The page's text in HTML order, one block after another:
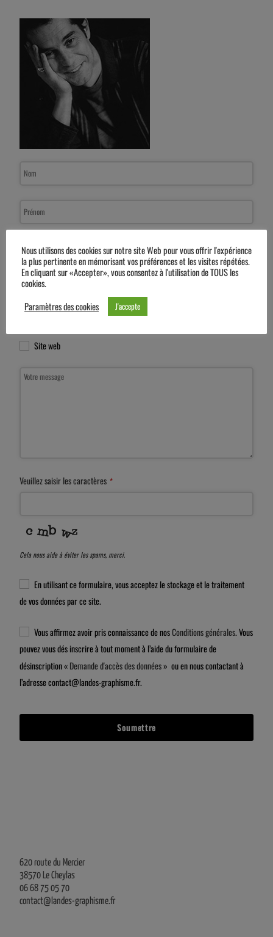
Contact
Email *
Votre projet
Logotype
Site web
Veuillez saisir les caractères *
Cela nous aide à éviter les spams, merci.
En utilisant ce formulaire, vous acceptez le stockage et le traitement
de vos données par ce site.
Vous affirmez avoir pris connaissance de nosConditions générales. Vous
pouvez vous dés inscrire à tout moment à l’aide du formulaire de
désinscription «Demande d'accès des données» ou en nous contactant à
l’adresse contact@landes-graphisme.fr.
Soumettre
620 route du Mercier
38570 Le Cheylas
06 68 75 05 70
contact@landes-graphisme.fr
Nous utilisons des cookies sur notre site Web pour vous offrir l'expérience
la plus pertinente en mémorisant vos préférences et les visites répétées.
En cliquant sur «Accepter», vous consentez à l'utilisation de TOUS les
cookies.
Paramètres des cookies
J'accepte